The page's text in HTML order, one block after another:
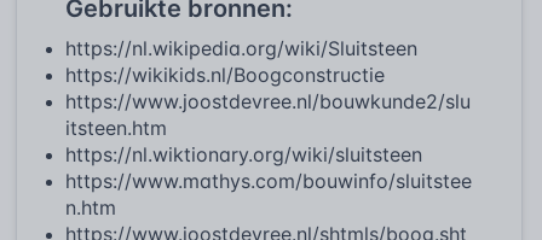
Gebruikte bronnen:
https://nl.wikipedia.org/wiki/Sluitsteen
https://wikikids.nl/Boogconstructie
https://www.joostdevree.nl/bouwkunde2/slu
itsteen.htm
https://nl.wiktionary.org/wiki/sluitsteen
https://www.mathys.com/bouwinfo/sluitstee
n.htm
https://www.joostdevree.nl/shtmls/boog.sht